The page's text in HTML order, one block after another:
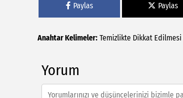
Paylas Paylas
Anahtar Kelimeler: Temizlikte Dikkat Edilmesi
Yorum